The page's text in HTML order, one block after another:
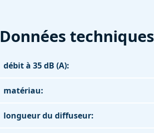
Données techniques
débit à 35 dB (A):
matériau:
longueur du diffuseur: